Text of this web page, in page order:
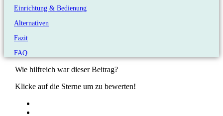
Einrichtung & Bedienung
Alternativen
Fazit
FAQ
Wie hilfreich war dieser Beitrag?
Klicke auf die Sterne um zu bewerten!